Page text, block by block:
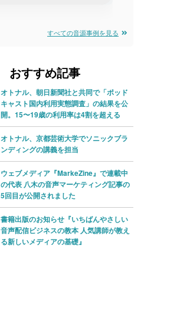
ー
すべての音源事例を見る
おすすめ記事
オトナル、朝日新聞社と共同で「ポッド
キャスト国内利用実態調査」の結果を公
開。15〜19歳の利用率は4割を超える
オトナル、京都芸術大学でソニックブラ
ンディングの講義を担当
ウェブメディア『MarkeZine』で連載中
の代表 八木の音声マーケティング記事の
5回目が公開されました
書籍出版のお知らせ『いちばんやさしい
音声配信ビジネスの教本 人気講師が教え
る新しいメディアの基礎』